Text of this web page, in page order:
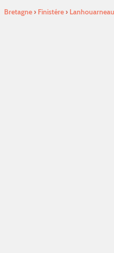
Bretagne› Finistére› Lanhouarneau